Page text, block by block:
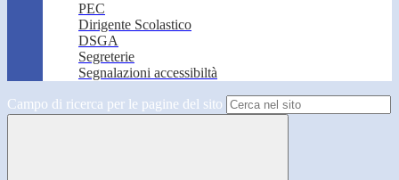
PEC
Dirigente Scolastico
DSGA
Segreterie
Segnalazioni accessibiltà
Campo di ricerca per le pagine del sito